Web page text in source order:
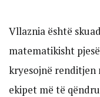
Vllaznia është
matematikisht
kryesojnë renditjen
ekipet më të